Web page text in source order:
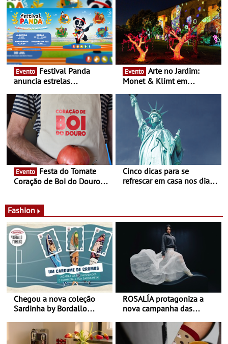
Evento
anuncia estrelas
- Entre Junho e Julho pelo
país
Evento
Monet & Klimt em
ao final de Setembro -
Experiência luminosa no
jardim do Museu de
Alberto Sampaio
Evento
Coração de Boi do Douro -
Cinco dicas para se
refrescar em casa nos dias
Fashion
Chegou a nova coleção
Sardinha by Bordallo
ROSALÍA protagoniza a
nova campanha das
Balance